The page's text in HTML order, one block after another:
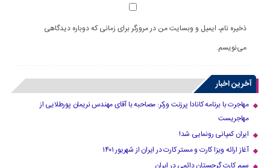
ذخیره نام، ایمیل و وبسایت من در مرورگر برای زمانی که دوباره دیدگاهی
می‌نویسم.
آخرین اخبار
مهاجرت با برنامه کانادا پرزنت ورکر: مصاحبه با آقای مهندس نریمان پورطلایی از
مهاجریست
ایران کمپانی رونمایی شد!
آغاز ارائه ویزا کارت و مستر کارت در ایران از شهریور ۱۴۰۱
سیم کارت گرجستان دائمی در ایران